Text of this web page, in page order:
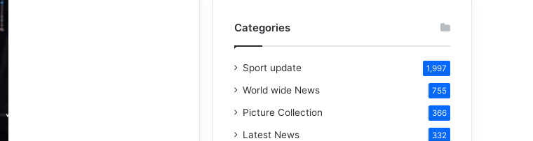
Categories
Sport update 1,997
World wide News 755
Picture Collection 366
Latest News 332